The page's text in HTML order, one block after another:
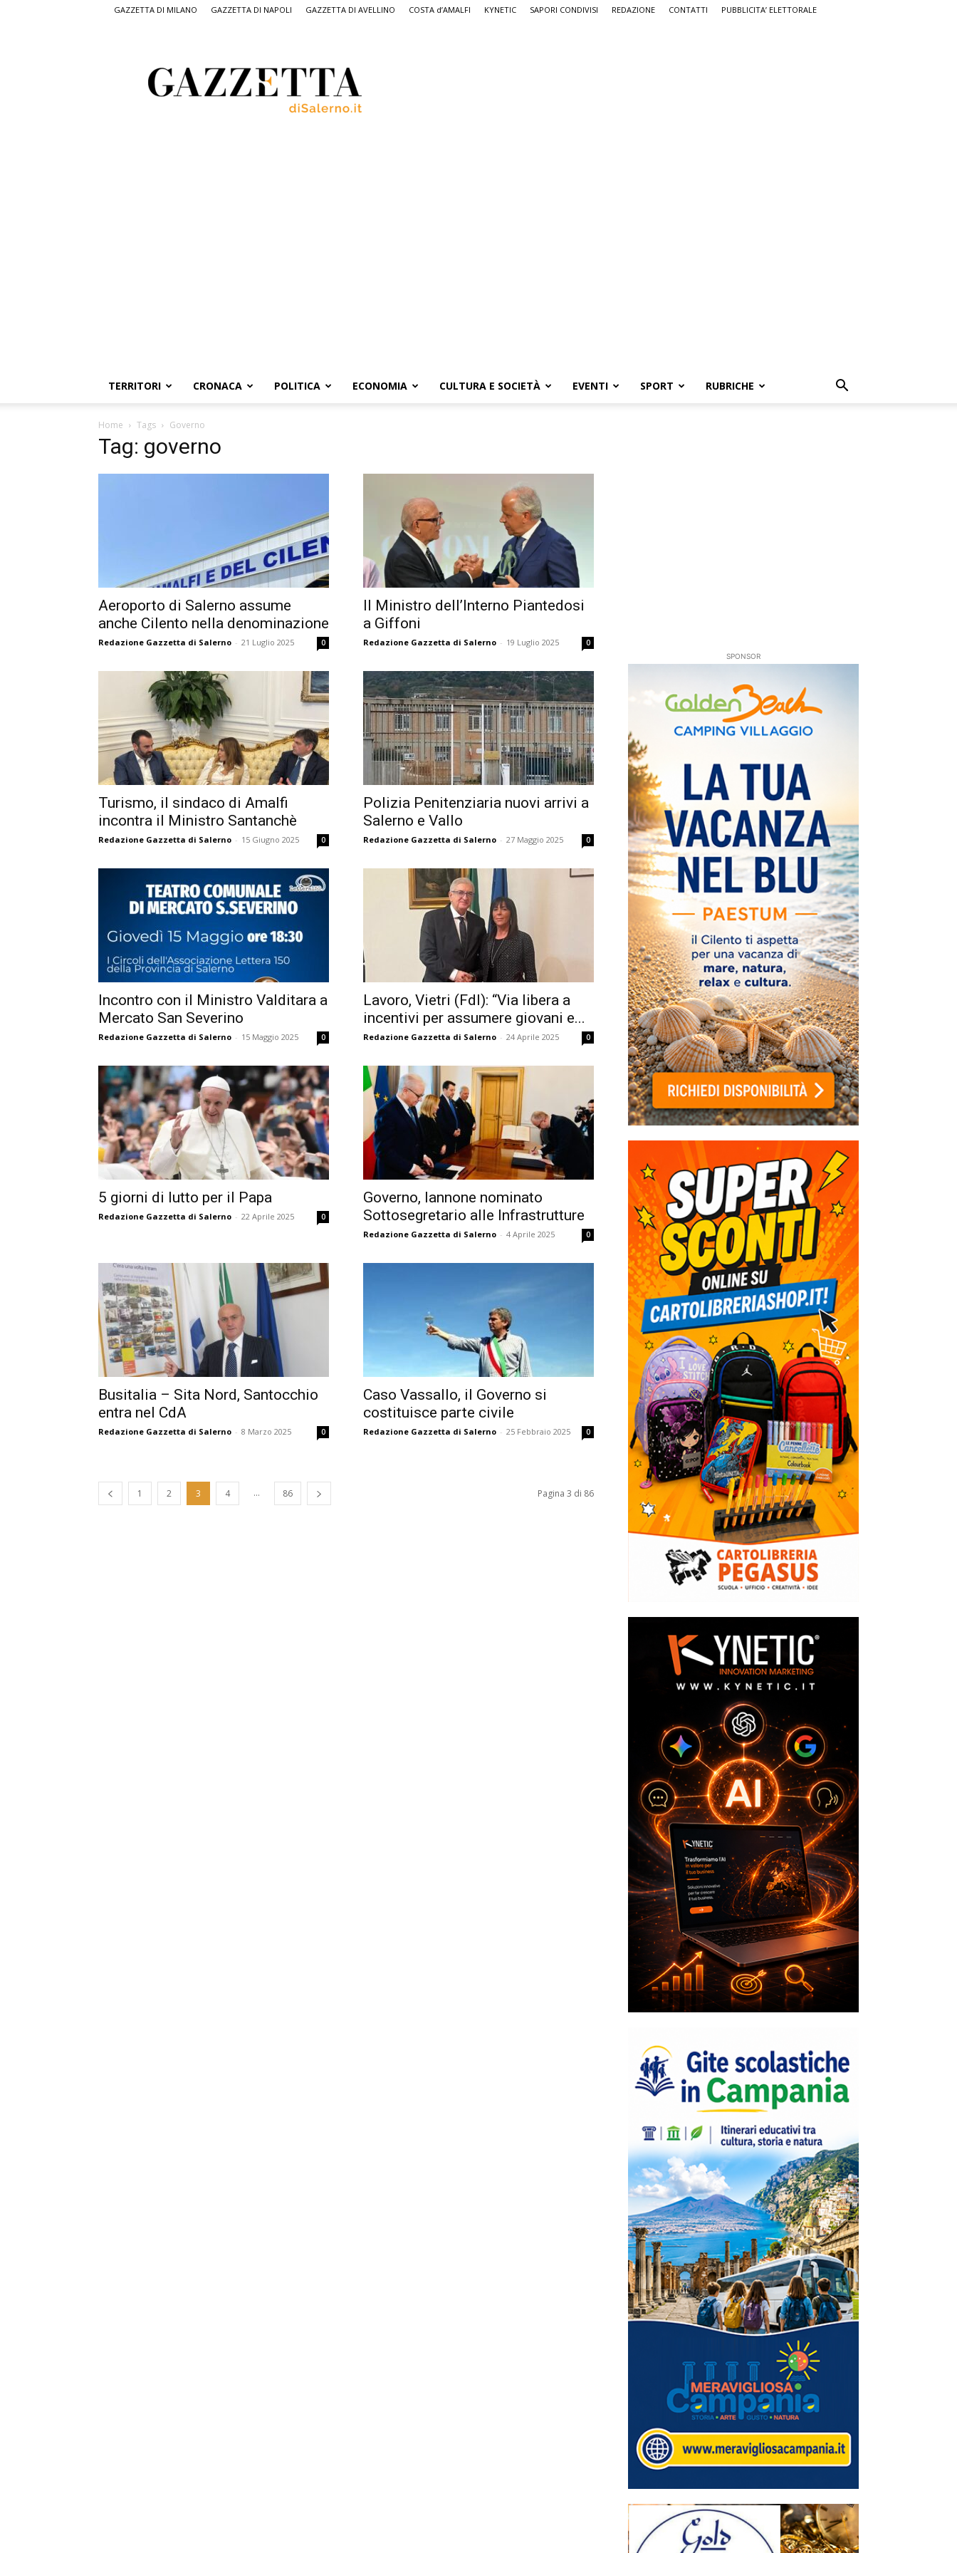
GAZZETTA DI MILANO GAZZETTA DI NAPOLI GAZZETTA DI AVELLINO COSTA d’AMALFI KYNETIC SAPORI CONDIVISI REDAZIONE CONTATTI PUBBLICITA’ ELETTORALE
Salerno,
il
quotidiano
TERRITORI CRONACA POLITICA ECONOMIA CULTURA E SOCIETÀ EVENTI SPORT RUBRICHE
Home Tags Governo
Tag: governo
Aeroporto di Salerno assume
anche Cilento nella denominazione
Redazione Gazzetta di Salerno - 21 Luglio 2025 0
Il Ministro dell’Interno Piantedosi
a Giffoni
Redazione Gazzetta di Salerno - 19 Luglio 2025 0
Turismo, il sindaco di Amalfi
incontra il Ministro Santanchè
Redazione Gazzetta di Salerno - 15 Giugno 2025 0
Polizia Penitenziaria nuovi arrivi a
Salerno e Vallo
Redazione Gazzetta di Salerno - 27 Maggio 2025 0
Incontro con il Ministro Valditara a
Mercato San Severino
Redazione Gazzetta di Salerno - 15 Maggio 2025 0
Lavoro, Vietri (FdI): “Via libera a
incentivi per assumere giovani e...
Redazione Gazzetta di Salerno - 24 Aprile 2025 0
5 giorni di lutto per il Papa
Redazione Gazzetta di Salerno - 22 Aprile 2025 0
Governo, Iannone nominato
Sottosegretario alle Infrastrutture
Redazione Gazzetta di Salerno - 4 Aprile 2025 0
Busitalia – Sita Nord, Santocchio
entra nel CdA
Redazione Gazzetta di Salerno - 8 Marzo 2025 0
Caso Vassallo, il Governo si
costituisce parte civile
Redazione Gazzetta di Salerno - 25 Febbraio 2025 0
1 2 3 4 ... 86 Pagina 3 di 86
SPONSOR